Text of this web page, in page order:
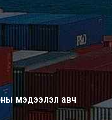
мэдээлэл авч